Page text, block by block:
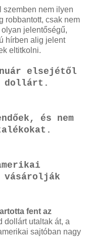
szemben nem ilyen
robbantott, csak nem
jelentőségű,
hírben alig jelent
eltitkolni.
elsejétől
dollárt.
és nem
vásárolják
fent az
dollárt utaltak át, a
sajtóban nagy